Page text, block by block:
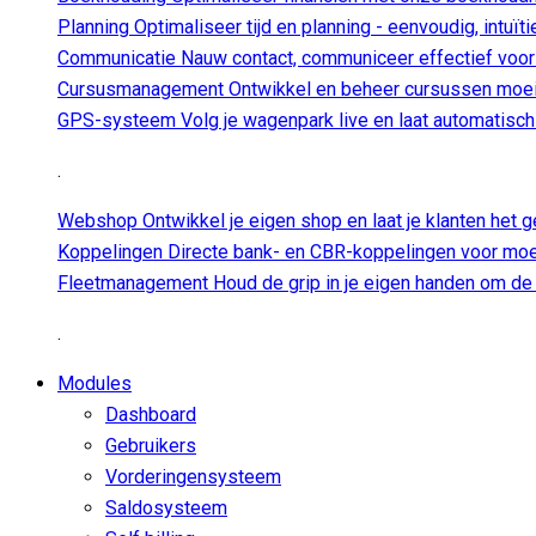
Planning Optimaliseer tijd en planning - eenvoudig,
Communicatie Nauw contact, communiceer effectief
Cursusmanagement Ontwikkel en beheer cursussen
GPS-systeem Volg je wagenpark live en laat
.
Webshop Ontwikkel je eigen shop en laat je klanten het
Koppelingen Directe bank- en CBR-koppelingen voor
Fleetmanagement Houd de grip in je eigen handen om
.
Modules
Dashboard
Gebruikers
Vorderingensysteem
Saldosysteem